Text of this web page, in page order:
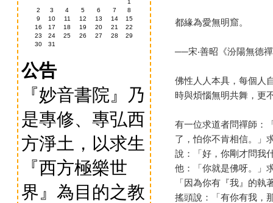
1
2
3 4 5 6 7
8
9
10 11 12 13 14
15
16
17 18 19 20 21
22
23
24 25 26 27 28
29
30
31
公告
『妙音書院』乃
是專修、專弘西
方淨土，以求生
『西方極樂世
界』為目的之教
都緣為愛無明窟。
──宋‧善昭《汾陽無德
佛性人人本具，每個人
時與煩惱無明共舞，更
有一位求道者問禪師：
了，怕你不肯相信。」
說：「好，你剛才問我
他：「你就是佛呀。」
「因為你有『我』的
搖頭說：「有你有我，